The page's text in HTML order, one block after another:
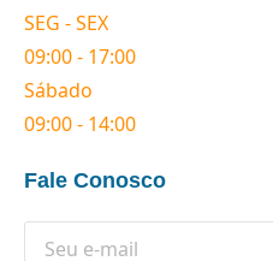
SEG - SEX
09:00 - 17:00
Sábado
09:00 - 14:00
Fale Conosco